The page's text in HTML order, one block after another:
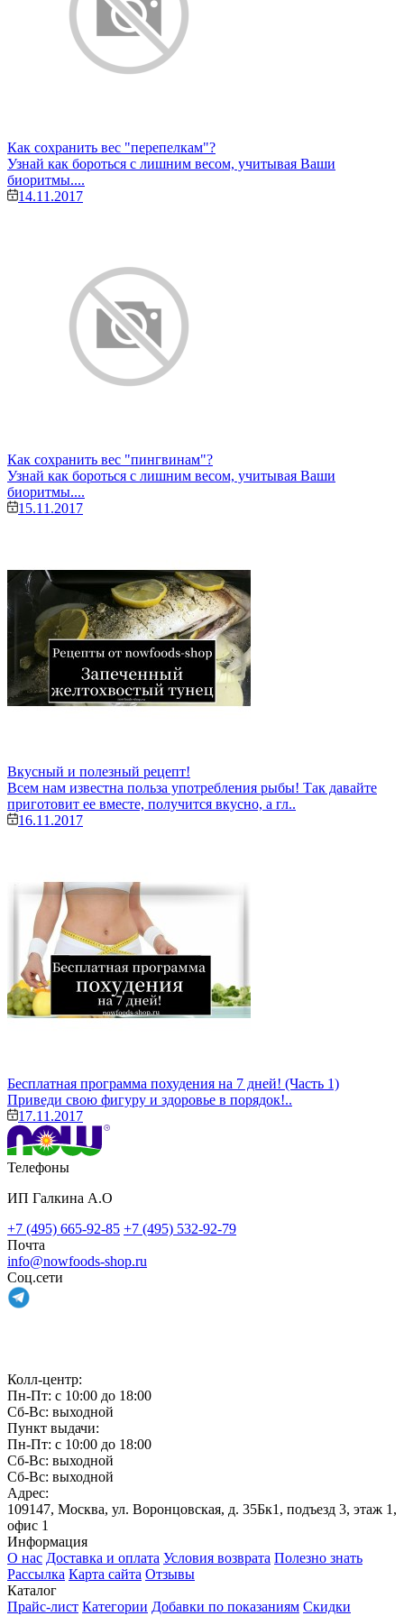
Как сохранить вес "перепелкам"?
Узнай как бороться с лишним весом, учитывая Ваши
биоритмы....
14.11.2017
Как сохранить вес "пингвинам"?
Узнай как бороться с лишним весом, учитывая Ваши
биоритмы....
15.11.2017
Вкусный и полезный рецепт!
Всем нам известна польза употребления рыбы! Так давайте
приготовит ее вместе, получится вкусно, а гл..
16.11.2017
Бесплатная программа похудения на 7 дней! (Часть 1)
Приведи свою фигуру и здоровье в порядок!..
17.11.2017
Телефоны
ИП Галкина А.О
+7 (495) 665-92-85 +7 (495) 532-92-79
Почта
info@nowfoods-shop.ru
Соц.сети
Колл-центр:
Пн-Пт: с 10:00 до 18:00
Сб-Вс: выходной
Пункт выдачи:
Пн-Пт: с 10:00 до 18:00
Сб-Вс: выходной
Сб-Вс: выходной
Адрес:
109147, Москва, ул. Воронцовская, д. 35Бк1, подъезд 3, этаж 1,
офис 1
Информация
О нас Доставка и оплата Условия возврата Полезно знать
Рассылка Карта сайта Отзывы
Каталог
Прайс-лист Категории Добавки по показаниям Скидки